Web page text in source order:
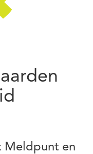
Meldpunt en